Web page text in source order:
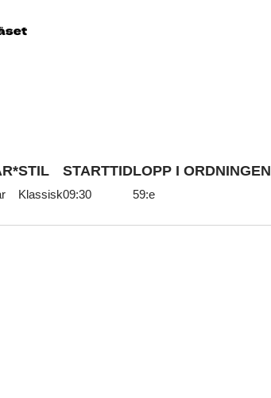
STIL
Klassisk
STARTTID
09:30
LOPP I ORDNINGEN
59:e